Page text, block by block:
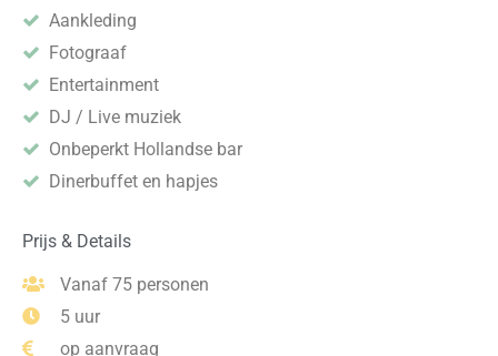
Aankleding
Fotograaf
Entertainment
DJ / Live muziek
Onbeperkt Hollandse bar
Dinerbuffet en hapjes
Prijs & Details
Vanaf 75 personen
5 uur
op aanvraag